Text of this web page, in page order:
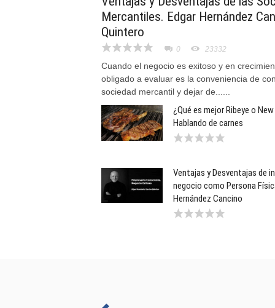
Mercantiles. Edgar Hernández
Quintero
0 23332
Cuando el negocio es exitoso y en
obligado a evaluar es la conveniencia de
sociedad mercantil y dejar de......
¿Qué es mejor Ribeye o
Hablando de carnes
Ventajas y Desventajas de
negocio como Persona
Hernández Cancino